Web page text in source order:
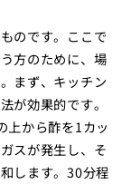
のです。ここで
方のために、場
まず、キッチン
が効果的です。
上から酢を1カッ
スが発生し、そ
します。30分程